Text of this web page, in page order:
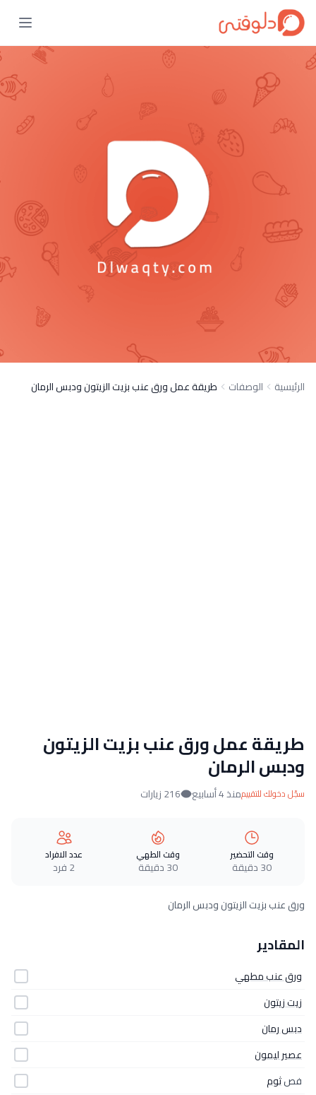
الرئيسية الوصفات طريقة عمل ورق عنب بزيت الزيتون ودبس الرمان
طريقة عمل ورق عنب بزيت الزيتون
ودبس الرمان
سجّل دخولك للتقييممنذ 4 أسابيع 216 زيارات
وقت التحضير
30 دقيقة
وقت الطهي
30 دقيقة
عدد الافراد
2 فرد
ورق عنب بزيت الزيتون ودبس الرمان
المقادير
ورق عنب مطهي
زيت زيتون
دبس رمان
عصير ليمون
فصثوم